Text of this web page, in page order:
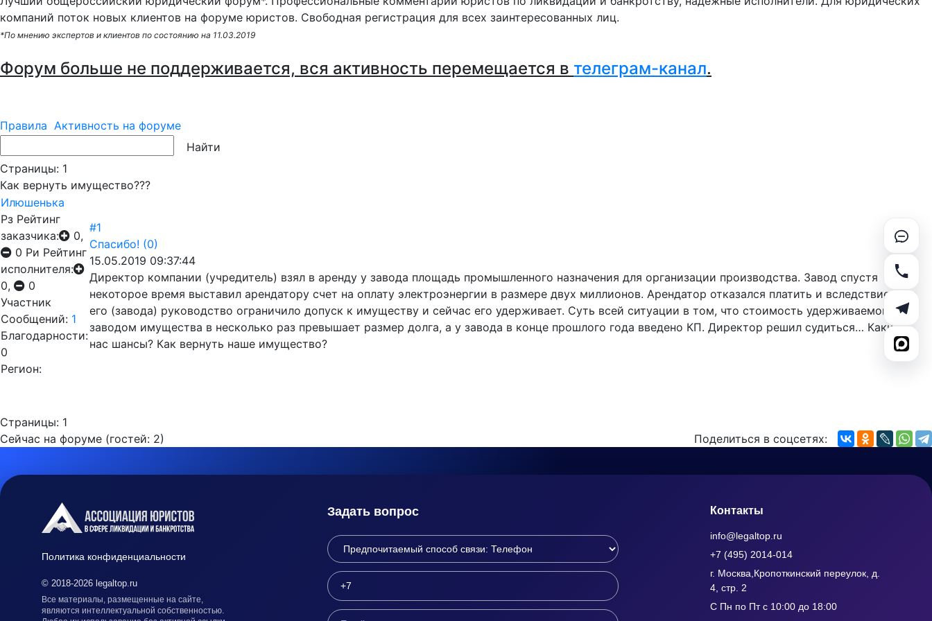
компаний поток новых клиентов на форуме юристов. Свободная регистрация для всех заинтересованных лиц.
*По мнению экспертов и клиентов по состоянию на 11.03.2019
Форум больше не поддерживается, вся активность перемещается в телеграм-канал.
Правила Активность на форуме
Страницы: 1
Как вернуть имущество???
Илюшенька
Рз Рейтинг
заказчика:
0,
0 Ри Рейтинг
исполнителя:
0,
0
Участник
Сообщений: 1
Благодарности:
0
Регион:
#1
Спасибо! (0)
15.05.2019 09:37:44
Директор компании (учредитель) взял в аренду у завода площадь промышленного назначения для организации производства. Завод спустя
некоторое время выставил арендатору счет на оплату электроэнергии в размере двух миллионов. Арендатор отказался платить и вследствие чего
его (завода) руководство ограничило допуск к имуществу и сейчас его удерживает. Суть всей ситуации в том, что стоимость удерживаемого
заводом имущества в несколько раз превышает размер долга, а у завода в конце прошлого года введено КП. Директор решил судиться… Какие у
нас шансы? Как вернуть наше имущество?
Страницы: 1
Сейчас на форуме (гостей: 2) Поделиться в соцсетях:
Политика конфиденциальности
© 2018-2026 legaltop.ru
Все материалы, размещенные на сайте,
являются интеллектуальной собственностью.
Задать вопрос Контакты
info@legaltop.ru
+7 (495) 2014-014
г. Москва,Кропоткинский переулок, д.
4, стр. 2
С Пн по Пт с 10:00 до 18:00